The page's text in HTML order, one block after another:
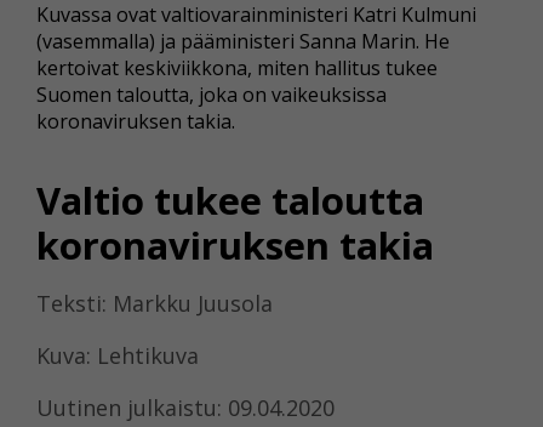
Valtio tukee taloutta
koronaviruksen takia
Teksti: Markku Juusola
Kuva: Lehtikuva
Uutinen julkaistu: 09.04.2020
Kuvassa ovat valtiovarainministeri Katri Kulmuni
(vasemmalla) ja pääministeri Sanna Marin. He
kertoivat keskiviikkona, miten hallitus tukee
Suomen taloutta, joka on vaikeuksissa
koronaviruksen takia.